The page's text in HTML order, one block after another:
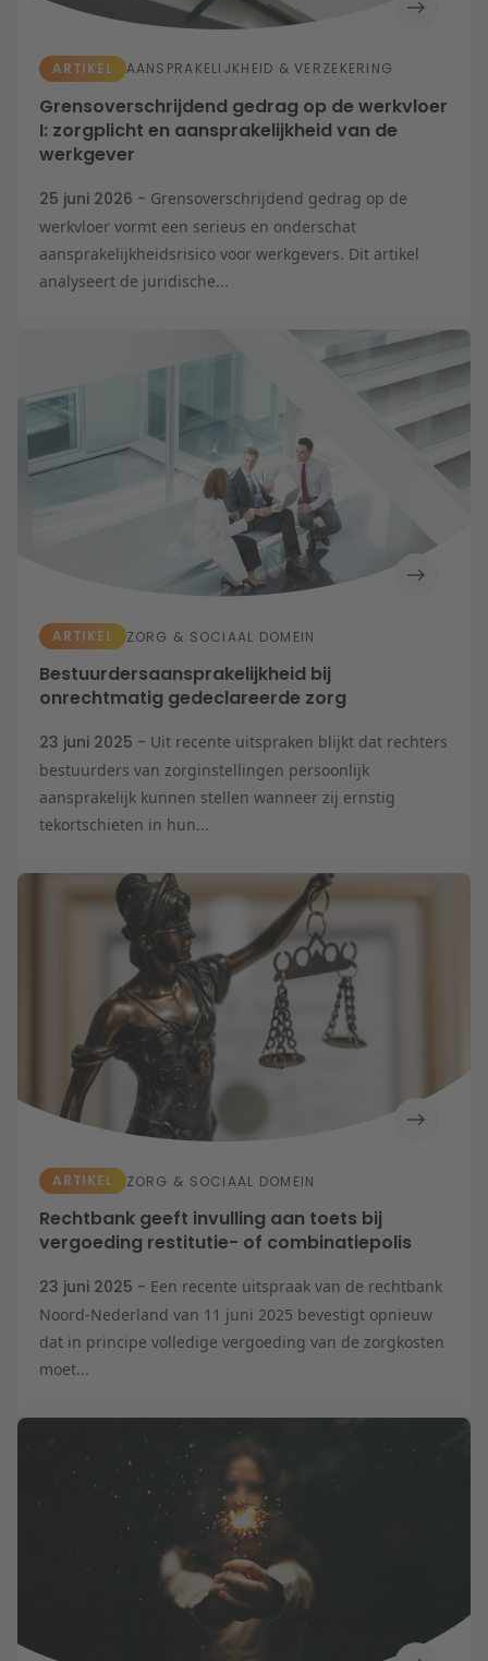
ARTIKEL AANSPRAKELIJKHEID & VERZEKERING
Grensoverschrijdend gedrag op de werkvloer
I: zorgplicht en aansprakelijkheid van de
werkgever
25 juni 2026 - Grensoverschrijdend gedrag op de
werkvloer vormt een serieus en onderschat
aansprakelijkheidsrisico voor werkgevers. Dit artikel
analyseert de juridische...
ARTIKEL ZORG & SOCIAAL DOMEIN
Bestuurdersaansprakelijkheid bij
onrechtmatig gedeclareerde zorg
23 juni 2025 - Uit recente uitspraken blijkt dat rechters
bestuurders van zorginstellingen persoonlijk
aansprakelijk kunnen stellen wanneer zij ernstig
tekortschieten in hun...
ARTIKEL ZORG & SOCIAAL DOMEIN
Rechtbank geeft invulling aan toets bij
vergoeding restitutie- of combinatiepolis
23 juni 2025 - Een recente uitspraak van de rechtbank
Noord-Nederland van 11 juni 2025 bevestigt opnieuw
dat in principe volledige vergoeding van de zorgkosten
moet...